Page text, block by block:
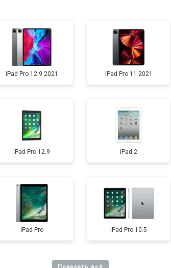
iPad Pro 12.9 2021 iPad Pro 11 2021
iPad Pro 12.9 iPad 2
iPad Pro iPad Pro 10.5